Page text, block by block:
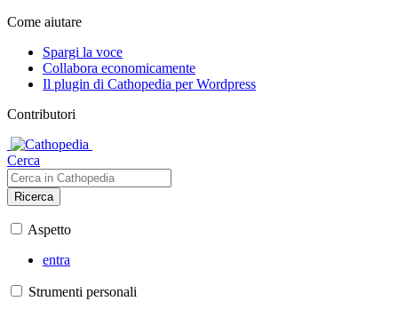
Come aiutare
Spargi la voce
Collabora economicamente
Il plugin di Cathopedia per Wordpress
Contributori
Cerca
Ricerca
Aspetto
entra
Strumenti personali